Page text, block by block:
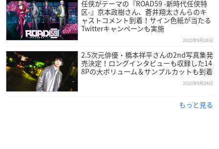
任侠がテーマの『ROAD59 -新時代任侠特
区-』京本政樹さん、蒼井翔太さんらのキ
ャストコメント到着！サイン色紙が当たる
Twitterキャンペーンも実施
2020年9月28日
2.5次元俳優・橋本祥平さんの2nd写真集発
売決定！ロングインタビューも収録した14
8Pの大ボリューム＆サンプルカットも到着
2020年9月24日
もっと見る